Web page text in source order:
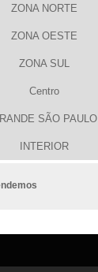
ZONA NORTE
ZONA OESTE
ZONA SUL
Centro
SÃO PAULO
INTERIOR